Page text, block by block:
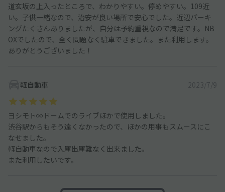
道玄坂の上入ったところで、わかりやすい。停めやすい。109近
い。子供一緒なので、治安が良い場所で安心でした。近辺パーキ
ングたくさんありましたが、自分は予約重視なので満足です。NB
OXでしたので、全く問題なく駐車できました。また利用します。
ありがとうございました！
軽自動車 2023/7/9
ヨシモト∞ドームでのライブほかで使用しました。
渋谷駅からもそう遠くなかったので、ほかの用事もスムースにこ
なせました。
軽自動車なので入庫出庫難なく出来ました。
また利用したいです。